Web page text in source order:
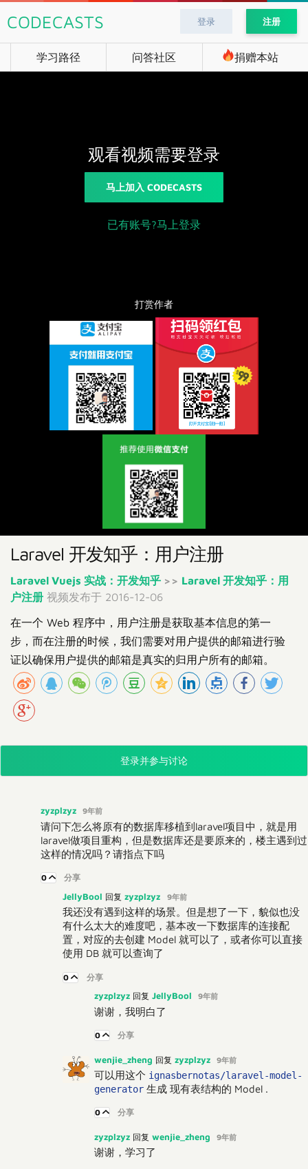
CODECASTS 登录 注册
学习路径 问答社区 捐赠本站
观看视频需要登录
马上加入 CODECASTS
已有账号?马上登录
打赏作者
Laravel 开发知乎：用户注册
Laravel Vuejs 实战：开发知乎 >> Laravel 开发知乎：用
户注册 视频发布于 2016-12-06
在一个 Web 程序中，用户注册是获取基本信息的第一
步，而在注册的时候，我们需要对用户提供的邮箱进行验
证以确保用户提供的邮箱是真实的归用户所有的邮箱。
登录并参与讨论
zyzplzyz 9年前
请问下怎么将原有的数据库移植到laravel项目中，就是用
laravel做项目重构，但是数据库还是要原来的，楼主遇到过
这样的情况吗？请指点下吗
0 分享
JellyBool 回复 zyzplzyz 9年前
我还没有遇到这样的场景。但是想了一下，貌似也没
有什么太大的难度吧，基本改一下数据库的连接配
置，对应的去创建 Model 就可以了，或者你可以直接
使用 DB 就可以查询了
0 分享
zyzplzyz 回复 JellyBool 9年前
谢谢，我明白了
0 分享
wenjie_zheng 回复 zyzplzyz 9年前
可以用这个 ignasbernotas/laravel-model-
generator生成 现有表结构的 Model .
0 分享
zyzplzyz 回复 wenjie_zheng 9年前
谢谢，学习了